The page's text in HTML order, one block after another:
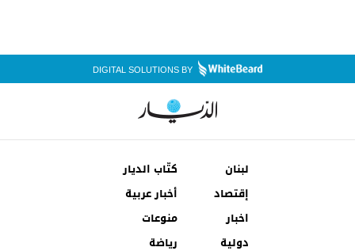
DIGITAL SOLUTIONS BY
لبنان
كتّاب الديار
إقتصاد
أخبار عربية
اخبار
دولية
منوعات
رياضة